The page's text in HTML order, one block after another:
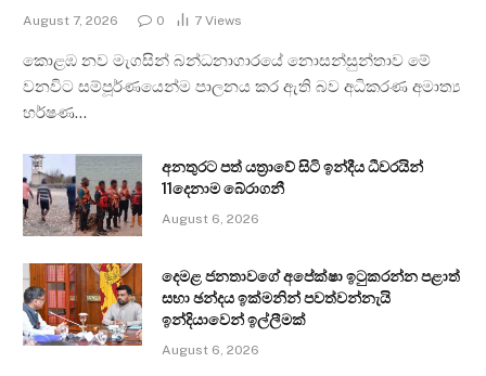
August 7, 2026 0 7 Views
කොළඹ නව මැගසින් බන්ධනාගාරයේ නොසන්සුන්තාව මේ
වනවිට සම්පූර්ණයෙන්ම පාලනය කර ඇති බව අධිකරණ අමාත්‍ය
හර්ෂණ…
අනතුරට පත් යත්‍රාවේ සිටි ඉන්දීය ධීවරයින්
11දෙනාම බේරාගනී
August 6, 2026
දෙමළ ජනතාවගේ අපේක්ෂා ඉටුකරන්න පළාත්
සභා ඡන්දය ඉක්මනින් පවත්වන්නැයි
ඉන්දියාවෙන් ඉල්ලීමක්
August 6, 2026